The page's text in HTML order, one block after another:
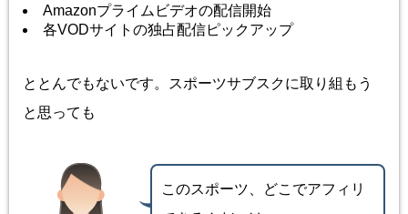
Amazonプライムビデオの配信開始
各VODサイトの独占配信ピックアップ
ととんでもないです。スポーツサブスクに取り組もう
と思っても
このスポーツ、どこでアフィリ